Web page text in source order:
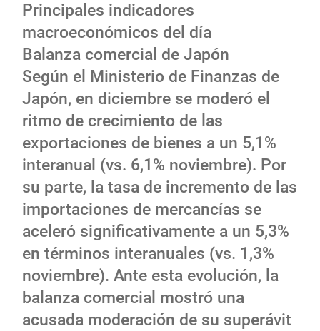
Principales indicadores
macroeconómicos del día
Balanza comercial de Japón
Según el Ministerio de Finanzas de
Japón, en diciembre se moderó el
ritmo de crecimiento de las
exportaciones de bienes a un 5,1%
interanual (vs. 6,1% noviembre). Por
su parte, la tasa de incremento de las
importaciones de mercancías se
aceleró significativamente a un 5,3%
en términos interanuales (vs. 1,3%
noviembre). Ante esta evolución, la
balanza comercial mostró una
acusada moderación de su superávit